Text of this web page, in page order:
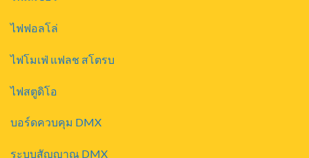
ไฟฟอลโล่
ไฟโมเฟ่ แฟลช สโตรบ
ไฟสตูดิโอ
บอร์ดควบคุม DMX
ระบบสัญญาณ DMX